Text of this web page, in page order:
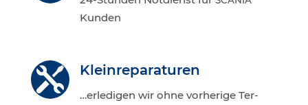
Kunden
 Klein­re­pa­ra­tu­ren
…erle­di­gen wir ohne vor­he­ri­ge Ter­